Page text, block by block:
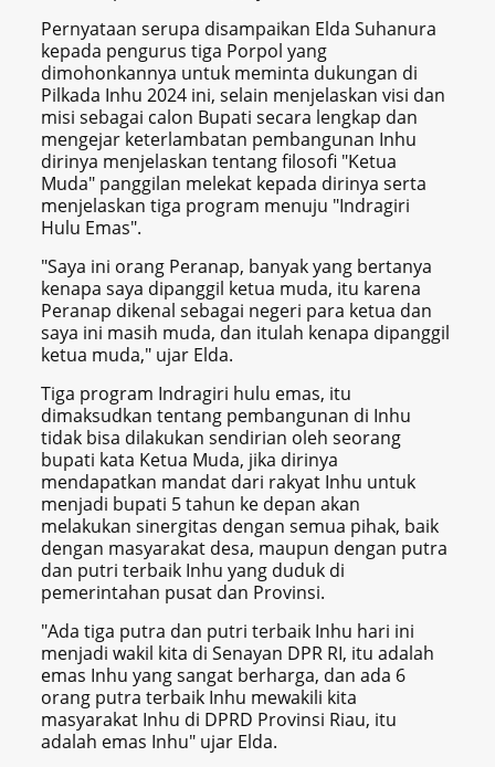
Pernyataan serupa disampaikan Elda Suhanura
kepada pengurus tiga Porpol yang
dimohonkannya untuk meminta dukungan di
Pilkada Inhu 2024 ini, selain menjelaskan visi dan
misi sebagai calon Bupati secara lengkap dan
mengejar keterlambatan pembangunan Inhu
dirinya menjelaskan tentang filosofi "Ketua
Muda" panggilan melekat kepada dirinya serta
menjelaskan tiga program menuju "Indragiri
Hulu Emas".
"Saya ini orang Peranap, banyak yang bertanya
kenapa saya dipanggil ketua muda, itu karena
Peranap dikenal sebagai negeri para ketua dan
saya ini masih muda, dan itulah kenapa dipanggil
ketua muda," ujar Elda.
Tiga program Indragiri hulu emas, itu
dimaksudkan tentang pembangunan di Inhu
tidak bisa dilakukan sendirian oleh seorang
bupati kata Ketua Muda, jika dirinya
mendapatkan mandat dari rakyat Inhu untuk
menjadi bupati 5 tahun ke depan akan
melakukan sinergitas dengan semua pihak, baik
dengan masyarakat desa, maupun dengan putra
dan putri terbaik Inhu yang duduk di
pemerintahan pusat dan Provinsi.
"Ada tiga putra dan putri terbaik Inhu hari ini
menjadi wakil kita di Senayan DPR RI, itu adalah
emas Inhu yang sangat berharga, dan ada 6
orang putra terbaik Inhu mewakili kita
masyarakat Inhu di DPRD Provinsi Riau, itu
adalah emas Inhu" ujar Elda.